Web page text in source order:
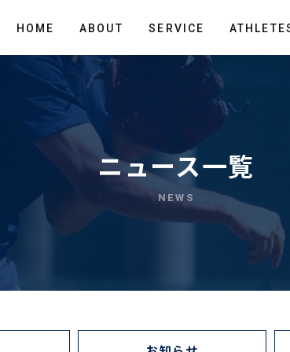
HOME ABOUT SERVICE
ニュース一覧
NEWS